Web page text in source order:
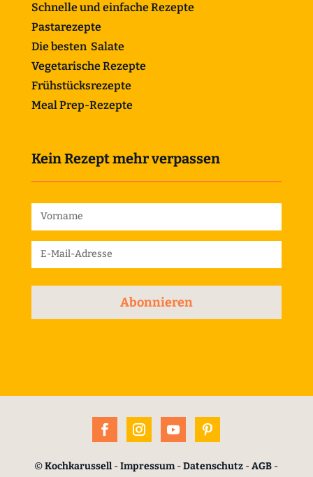
Schnelle und einfache Rezepte
Pastarezepte
Die besten Salate
Vegetarische Rezepte
Frühstücksrezepte
Meal Prep-Rezepte
Kein Rezept mehr verpassen
Abonnieren
©Kochkarussell -Impressum-Datenschutz -AGB -